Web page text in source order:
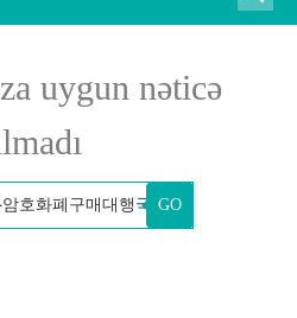
uygun nəticə
GO